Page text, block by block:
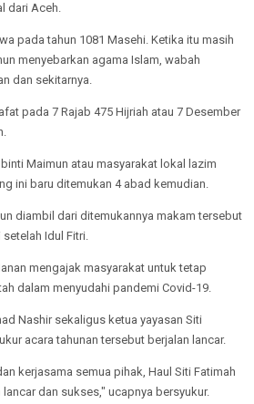
dari Aceh.
pada tahun 1081 Masehi. Ketika itu masih
menyebarkan agama Islam, wabah
dan sekitarnya.
pada 7 Rajab 475 Hijriah atau 7 Desember
Maimun atau masyarakat lokal lazim
ini baru ditemukan 4 abad kemudian.
diambil dari ditemukannya makam tersebut
setelah Idul Fitri.
mengajak masyarakat untuk tetap
dalam menyudahi pandemi Covid-19.
Nashir sekaligus ketua yayasan Siti
acara tahunan tersebut berjalan lancar.
kerjasama semua pihak, Haul Siti Fatimah
dan sukses," ucapnya bersyukur.